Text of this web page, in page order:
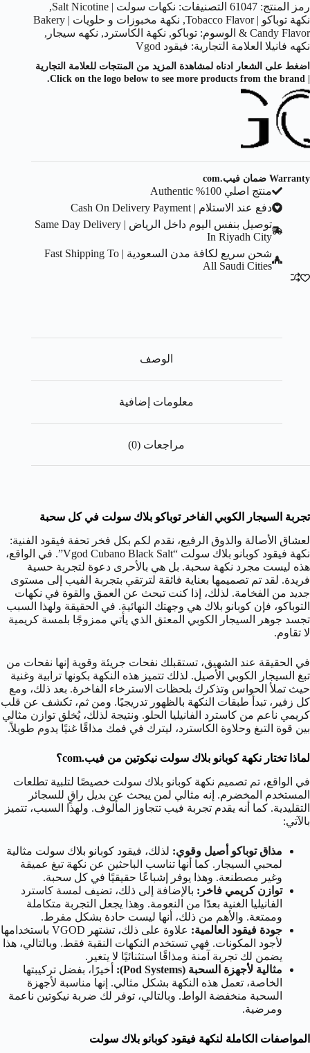
رمز المنتج: 61047 التصنيفات: نكهات سولت | Salt Nicotine
,
نكهة توباكو | Tobacco Flavor
,
نكهة مخبوزات و حلويات | Bakery
& Candy Flavor الوسوم: توباكو, نكهة الكاسترد, نكهه سيجار ,
نكهه فانيلا العلامة التجارية: فيقود Vgod
اضغط على الشعار ادناه لمشاهدة المزيد من المنتجات للعلامة التجارية
Warranty ضمان فيب.com
منتج اصلي 100% Authentic
دفع عند الاستلام | Cash On Delivery Payment
توصيل بنفس اليوم داخل الرياض | Same Day Delivery
In Riyadh City
شحن سريع لكافة مدن السعودية | Fast Shipping To
All Saudi Cities
الوصف
معلومات إضافية
مراجعات (0)
تجربة السيجار الكوبي الفاخر توباكو بلاك سولت في كل سحبة
لعشاق الأصالة والذوق الرفيع، نقدم لكم بكل فخر تحفة فيقود الفنية:
نكهة فيقود كوبانو بلاك سولت “Vgod Cubano Black Salt”. في الواقع،
هذه ليست مجرد نكهة سحبة. بل هي بالأحرى دعوة لتجربة حسية
فريدة. لقد تم تصميمها بعناية فائقة لترتقي بتجربة الفيب إلى مستوى
جديد من الفخامة. لذلك، إذا كنت تبحث عن العمق والقوة في نكهات
التوباكو، فإن كوبانو بلاك هي وجهتك النهائية. في الحقيقة ولهذا السبب
تجسد جوهر السيجار الكوبي المعتق الذي يأتي ممزوجًا بلمسة كريمية
لا تقاوم.
في الحقيقة عند الشهيق، تستقبلك نفحات جريئة وقوية إنها نفحات من
تبغ السيجار الكوبي الأصيل. لذلك تتميز هذه النكهة بكونها ترابية وغنية
حيث تملأ الحواس وتذكرك بلحظات الاسترخاء الفاخرة. بعد ذلك، ومع
كل زفير، تبدأ طبقات النكهة بالظهور تدريجيًا. ومن ثم، تكشف عن قلب
كريمي ناعم من كاسترد الفانيليا الحلو. ونتيجة لذلك، يُخلق توازن مثالي
بين قوة التبغ وحلاوة الكاسترد، ليترك في فمك مذاقًا غنيًا يدوم طويلاً.
لماذا تختار نكهة كوبانو بلاك سولت نيكوتين من فيب.com؟
في الواقع، تم تصميم نكهة كوبانو بلاك سولت خصيصًا لتلبية تطلعات
المستخدم المخضرم. إنه مثالي لمن يبحث عن بديل راقٍ للسجائر
التقليدية. كما أنه يقدم تجربة فيب تتجاوز المألوف. ولهذا السبب، تتميز
بالآتي:
مذاق توباكو أصيل وقوي: لذلك، فيقود كوبانو بلاك سولت مثالية
لمحبي السيجار. كما أنها تناسب الباحثين عن نكهة تبغ عميقة
وغير مصطنعة. وهذا يوفر إشباعًا حقيقيًا في كل سحبة.
توازن كريمي فاخر: بالإضافة إلى ذلك، تضيف لمسة كاسترد
الفانيليا الغنية بعدًا من النعومة. وهذا يجعل التجربة متكاملة
وممتعة. والأهم من ذلك، أنها ليست حادة بشكل مفرط.
جودة فيقود العالمية:
علاوة على ذلك، تشتهر VGOD باستخدامها
لأجود المكونات. فهي تستخدم النكهات النقية فقط. وبالتالي، هذا
يضمن لك تجربة آمنة ومذاقًا استثنائيًا لا يتغير.
مثالية لأجهزة السحبة (Pod Systems):
أخيرًا، بفضل تركيبتها
الخاصة، تعمل هذه النكهة بشكل مثالي. إنها مناسبة لأجهزة
السحبة منخفضة الواط. وبالتالي، توفر لك ضربة نيكوتين ناعمة
ومرضية.
المواصفات الكاملة لنكهة فيقود كوبانو بلاك سولت